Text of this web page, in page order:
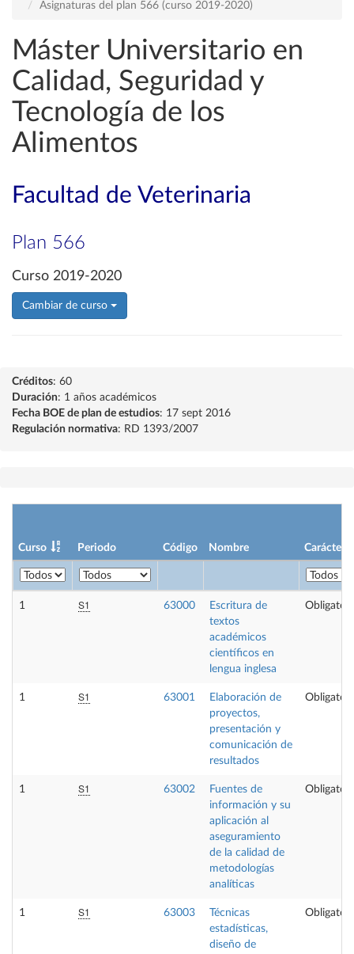
Asignaturas del plan 566 (curso 2019-2020)
Máster Universitario en
Calidad, Seguridad y
Tecnología de los
Alimentos
Facultad de Veterinaria
Plan 566
Curso 2019-2020
Cambiar de curso
Créditos: 60
Duración: 1 años académicos
Fecha BOE de plan de estudios: 17 sept 2016
Regulación normativa: RD 1393/2007
Curso Periodo Código Nombre Carácter
1 S1 63000
Escritura de
textos
académicos
científicos en
lengua inglesa
1 S1 63001
Elaboración de
proyectos,
presentación y
comunicación de
resultados
1 S1 63002
Fuentes de
información y su
aplicación al
aseguramiento
de la calidad de
metodologías
analíticas
1 S1 63003
Técnicas
estadísticas,
diseño de